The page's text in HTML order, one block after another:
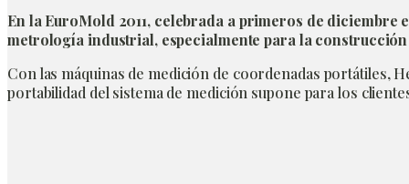
En la EuroMold 2011, celebrada a primeros de
metrología industrial, especialmente para la
Con las máquinas de medición de coordenadas portátiles,
portabilidad del sistema de medición supone para los